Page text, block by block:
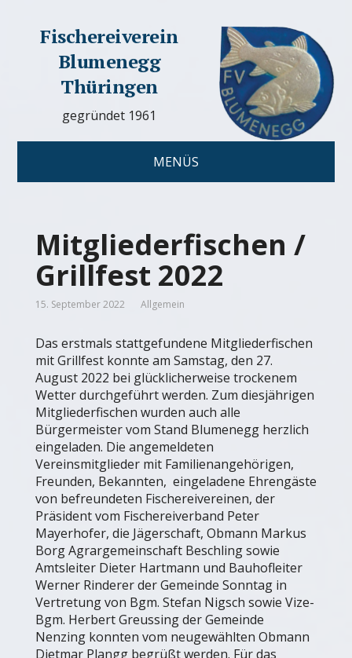
Fischereiverein
Blumenegg
Thüringen
gegründet 1961
MENÜS
Mitgliederfischen /
Grillfest 2022
15. September 2022 Allgemein
Das erstmals stattgefundene Mitgliederfischen
mit Grillfest konnte am Samstag, den 27.
August 2022 bei glücklicherweise trockenem
Wetter durchgeführt werden. Zum diesjährigen
Mitgliederfischen wurden auch alle
Bürgermeister vom Stand Blumenegg herzlich
eingeladen. Die angemeldeten
Vereinsmitglieder mit Familienangehörigen,
Freunden, Bekannten, eingeladene Ehrengäste
von befreundeten Fischereivereinen, der
Präsident vom Fischereiverband Peter
Mayerhofer, die Jägerschaft, Obmann Markus
Borg Agrargemeinschaft Beschling sowie
Amtsleiter Dieter Hartmann und Bauhofleiter
Werner Rinderer der Gemeinde Sonntag in
Vertretung von Bgm. Stefan Nigsch sowie Vize-
Bgm. Herbert Greussing der Gemeinde
Nenzing konnten vom neugewählten Obmann
Dietmar Plangg begrüßt werden. Für das